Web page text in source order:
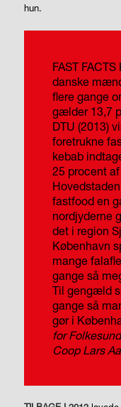
hun.
FAST FACTS
danske
flere gange
gælder 13,7
DTU (2013)
foretrukne
kebab
25 procent
fastfood en
nordjyderne
det i region
København
mange
gange så
Til gengæld
gange så
gør i
for
Coop Lars